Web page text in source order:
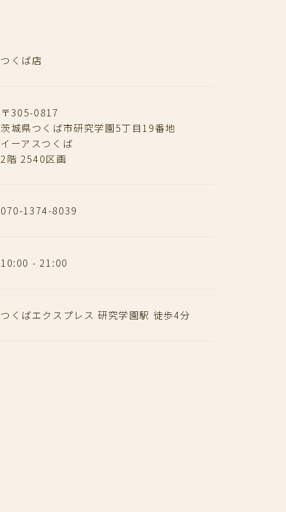
つくば店
〒305-0817
茨城県つくば市研究学園5丁目19番地
イーアスつくば
2階 2540区画
070-1374-8039
10:00 - 21:00
つくばエクスプレス 研究学園駅 徒歩4分